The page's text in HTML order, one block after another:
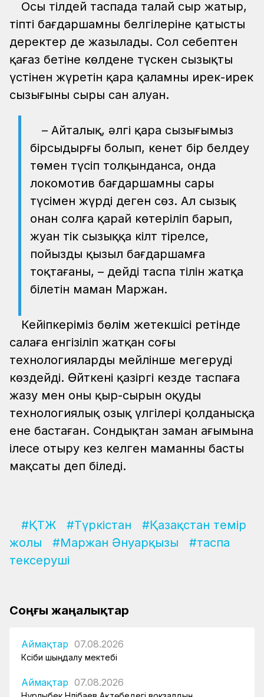
Осы тілдей таспада талай сыр жатыр,
тіпті бағдаршамның белгілеріне қатысты
деректер де жазылады. Сол себептен
қағаз бетіне көлденең түскен сызықтың
үстінен жүретін қара қаламның ирек-ирек
сызығының сыры сан алуан.
– Айталық, әлгі қара сызығымыз
бірсыдырғы болып, кенет бір белдеу
төмен түсіп толқынданса, онда
локомотив бағдаршамның сары
түсімен жүрді деген сөз. Ал сызық
оңнан солға қарай көтеріліп барып,
жуан тік сызыққа кілт тірелсе,
пойыздың қызыл бағдаршамға
тоқтағаны, – дейді таспа тілін жатқа
білетін маман Маржан.
Кейіпкеріміз бөлім жетекшісі ретінде
салаға енгізіліп жатқан соңғы
технологияларды мейлінше меңгеруді
көздейді. Өйткені қазіргі кезде таспаға
жазу мен оның қыр-сырын оқудың
технологиялық озық үлгілері қолданысқа
ене бастаған. Сондықтан заман ағымына
ілесе отыру кез келген маманның басты
мақсаты деп біледі.
#ҚТЖ #Түркістан
#Қазақстан темір
жолы
#Маржан Әнуарқызы
#таспа
тексеруші
Соңғы жаңалықтар
Аймақтар 07.08.2026
Кәсіби шыңдалу мектебі
Аймақтар 07.08.2026